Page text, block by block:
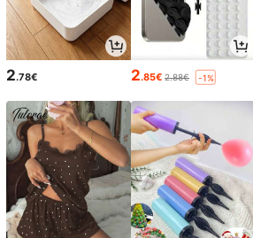
2.78€ 2.85€ 2.88€ -1%